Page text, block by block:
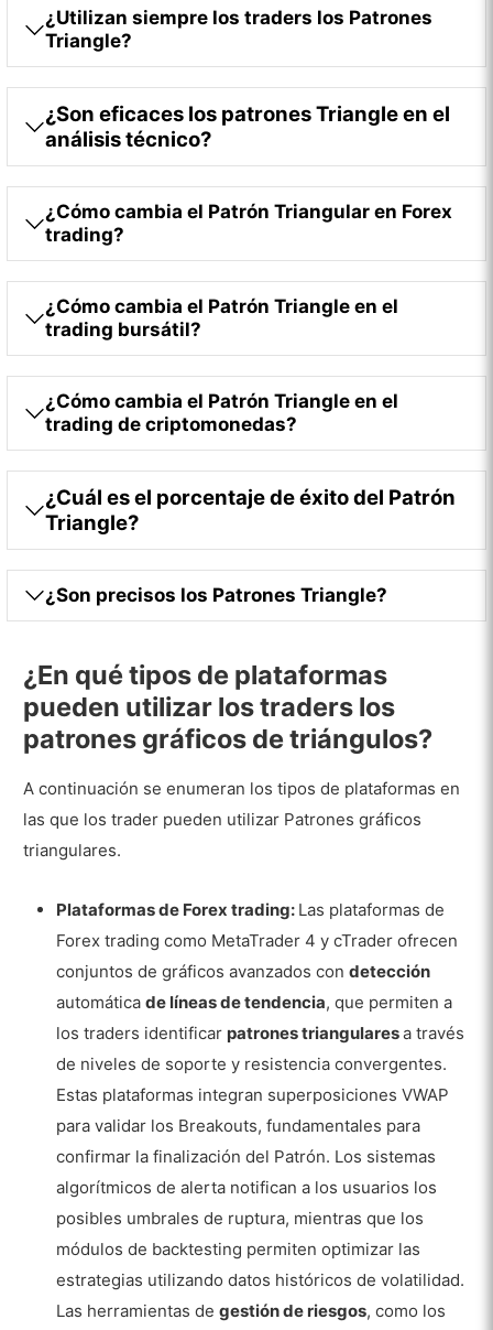
¿Utilizan siempre los traders los Patrones
Triangle?
¿Son eficaces los patrones Triangle en el
análisis técnico?
¿Cómo cambia el Patrón Triangular en Forex
trading?
¿Cómo cambia el Patrón Triangle en el
trading bursátil?
¿Cómo cambia el Patrón Triangle en el
trading de criptomonedas?
¿Cuál es el porcentaje de éxito del Patrón
Triangle?
¿Son precisos los Patrones Triangle?
¿En qué tipos de plataformas
pueden utilizar los traders los
patrones gráficos de triángulos?
A continuación se enumeran los tipos de plataformas en
las que los trader pueden utilizar Patrones gráficos
triangulares.
Plataformas de Forex trading: Las plataformas de
Forex trading como MetaTrader 4 y cTrader ofrecen
conjuntos de gráficos avanzados condetección
automáticade líneas de tendencia, que permiten a
los traders identificar patrones triangularesa través
de niveles de soporte y resistencia convergentes.
Estas plataformas integran superposiciones VWAP
para validar los Breakouts, fundamentales para
confirmar la finalización del Patrón. Los sistemas
algorítmicos de alerta notifican a los usuarios los
posibles umbrales de ruptura, mientras que los
módulos de backtesting permiten optimizar las
estrategias utilizando datos históricos de volatilidad.
Las herramientas degestión de riesgos, como los